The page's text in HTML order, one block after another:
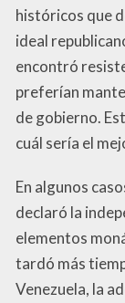
históricos que
ideal
encontró
preferían
de gobierno.
cuál sería el
En algunos
declaró la
elementos
tardó más
Venezuela, la